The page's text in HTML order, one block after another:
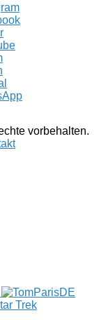
vorbehalten.
Trek